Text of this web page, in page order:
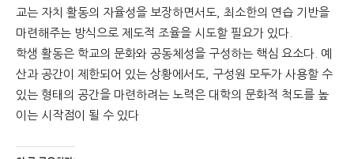
교는 자치 활동의 자율성을 보장하면서도, 최소한의 연습 기반을
마련해주는 방식으로 제도적 조율을 시도할 필요가 있다.
학생 활동은 학교의 문화와 공동체성을 구성하는 핵심 요소다. 예
산과 공간이 제한되어 있는 상황에서도, 구성원 모두가 사용할 수
있는 형태의 공간을 마련하려는 노력은 대학의 문화적 척도를 높
이는 시작점이 될 수 있다